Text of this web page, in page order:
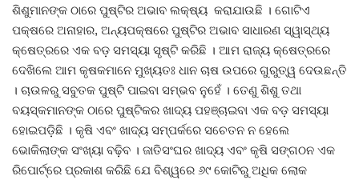
ରାଜନୀତି
କି କଥା ବୋଇଲେ
ଦେଶ ବିଦେଶ
ପ୍ରଶାସନ ଖବର
ଶିଶୁମାନଙ୍କ ଠାରେ ପୁଷ୍ଟିର ଅଭାବ ଲକ୍ଷ୍ୟ କରାଯାଉଛି । ଗୋଟିଏ
ପକ୍ଷରେ ଅନାହାର, ଅନ୍ୟପକ୍ଷରେ ପୁଷ୍ଟିର ଅଭାବ ସାଧାରଣ ସ୍ୱାସ୍ଥ୍ୟ
କ୍ଷେତ୍ରରେ ଏକ ବଡ଼ ସମସ୍ୟା ସୃଷ୍ଟି କରିଛି । ଆମ ରାଜ୍ୟ କ୍ଷେତ୍ରରେ
ଦେଖିଲେ ଆମ କୃଷକମାନେ ମୁଖ୍ୟତଃ ଧାନ ଚାଷ ଉପରେ ଗୁରୁତ୍ୱ ଦେଉଛନ୍ତି
। ଚାଉଳରୁ ସବୁତକ ପୁଷ୍ଟି ପାଇବା ସମ୍ଭବ ନୁହେଁ । ତେଣୁ ଶିଶୁ ତଥା
ବୟସ୍କମାନଙ୍କ ଠାରେ ପୁଷ୍ଟିକର ଖାଦ୍ୟ ପହଞ୍ଚାଇବା ଏକ ବଡ଼ ସମସ୍ୟା
ହୋଇପଡ଼ିଛି । କୃଷି ଏବଂ ଖାଦ୍ୟ ସମ୍ପର୍କରେ ସଚେତନ ନ ହେଲେ
ଭୋକିଲାଙ୍କ ସଂଖ୍ୟା ବଢ଼ିବ । ଜାତିସଂଘର ଖାଦ୍ୟ ଏବଂ କୃଷି ସଙ୍ଗଠନ ଏକ
ରିପୋର୍ଟ୍ରେ ପ୍ରକାଶ କରିଛି ଯେ ବିଶ୍ୱରେ ୬୯ କୋଟିରୁ ଅଧିକ ଲୋକ